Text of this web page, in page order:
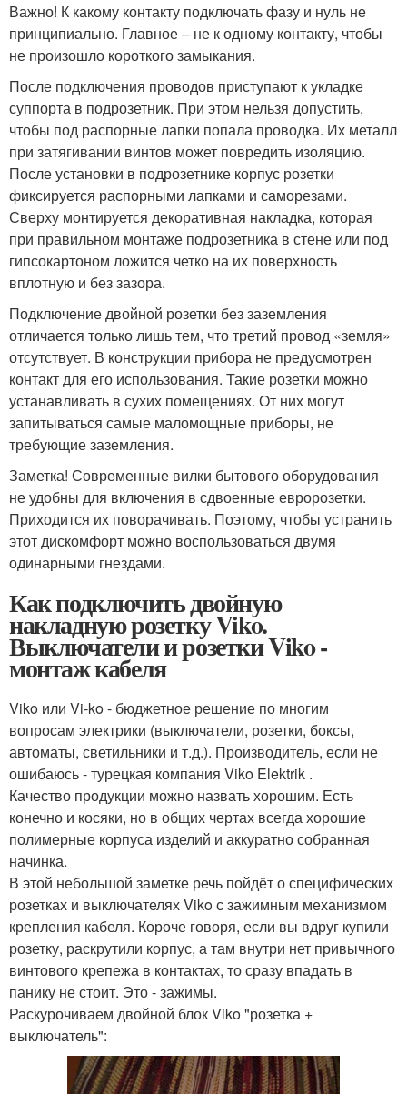
Важно! К какому контакту подключать фазу и нуль не
принципиально. Главное – не к одному контакту, чтобы
не произошло короткого замыкания.
После подключения проводов приступают к укладке
суппорта в подрозетник. При этом нельзя допустить,
чтобы под распорные лапки попала проводка. Их металл
при затягивании винтов может повредить изоляцию.
После установки в подрозетнике корпус розетки
фиксируется распорными лапками и саморезами.
Сверху монтируется декоративная накладка, которая
при правильном монтаже подрозетника в стене или под
гипсокартоном ложится четко на их поверхность
вплотную и без зазора.
Подключение двойной розетки без заземления
отличается только лишь тем, что третий провод «земля»
отсутствует. В конструкции прибора не предусмотрен
контакт для его использования. Такие розетки можно
устанавливать в сухих помещениях. От них могут
запитываться самые маломощные приборы, не
требующие заземления.
Заметка! Современные вилки бытового оборудования
не удобны для включения в сдвоенные евророзетки.
Приходится их поворачивать. Поэтому, чтобы устранить
этот дискомфорт можно воспользоваться двумя
одинарными гнездами.
Как подключить двойную
накладную розетку Viko.
Выключатели и розетки Viko -
монтаж кабеля
Viko или Vi-ko - бюджетное решение по многим
вопросам электрики (выключатели, розетки, боксы,
автоматы, светильники и т.д.). Производитель, если не
ошибаюсь - турецкая компания Viko Elektrik .
Качество продукции можно назвать хорошим. Есть
конечно и косяки, но в общих чертах всегда хорошие
полимерные корпуса изделий и аккуратно собранная
начинка.
В этой небольшой заметке речь пойдёт о специфических
розетках и выключателях Viko с зажимным механизмом
крепления кабеля. Короче говоря, если вы вдруг купили
розетку, раскрутили корпус, а там внутри нет привычного
винтового крепежа в контактах, то сразу впадать в
панику не стоит. Это - зажимы.
Раскурочиваем двойной блок Viko "розетка +
выключатель":